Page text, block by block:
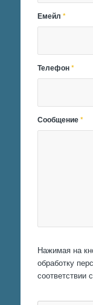
Емейл*
Телефон*
Сообщение*
Нажимая на
обработку
соответствии с